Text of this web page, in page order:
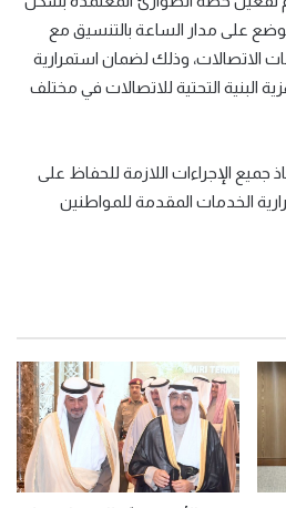
على مدار الساعة بالتنسيق مع
الاتصالات، وذلك لضمان استمرارية
البنية التحتية للاتصالات في مختلف
جميع الإجراءات اللازمة للحفاظ على
الخدمات المقدمة للمواطنين